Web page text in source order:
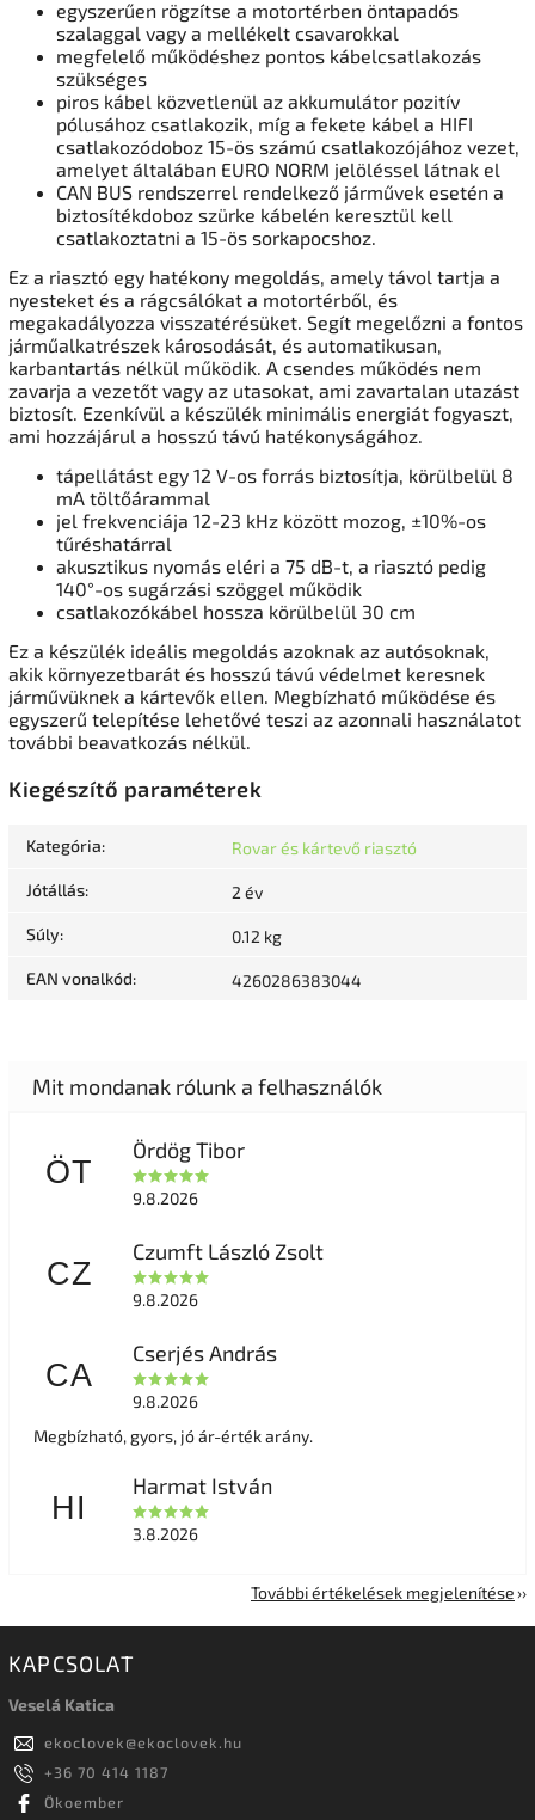
egyszerűen rögzítse a motortérben öntapadós
szalaggal vagy a mellékelt csavarokkal
megfelelő működéshez pontos kábelcsatlakozás
szükséges
piros kábel közvetlenül az akkumulátor pozitív
pólusához csatlakozik, míg a fekete kábel a HIFI
csatlakozódoboz 15-ös számú csatlakozójához vezet,
amelyet általában EURO NORM jelöléssel látnak el
CAN BUS rendszerrel rendelkező járművek esetén a
biztosítékdoboz szürke kábelén keresztül kell
csatlakoztatni a 15-ös sorkapocshoz.
Ez a riasztó egy hatékony megoldás, amely távol tartja a
nyesteket és a rágcsálókat a motortérből, és
megakadályozza visszatérésüket. Segít megelőzni a fontos
járműalkatrészek károsodását, és automatikusan,
karbantartás nélkül működik. A csendes működés nem
zavarja a vezetőt vagy az utasokat, ami zavartalan utazást
biztosít. Ezenkívül a készülék minimális energiát fogyaszt,
ami hozzájárul a hosszú távú hatékonyságához.
tápellátást egy 12 V-os forrás biztosítja, körülbelül 8
mA töltőárammal
jel frekvenciája 12-23 kHz között mozog, ±10%-os
tűréshatárral
akusztikus nyomás eléri a 75 dB-t, a riasztó pedig
140°-os sugárzási szöggel működik
csatlakozókábel hossza körülbelül 30 cm
Ez a készülék ideális megoldás azoknak az autósoknak,
akik környezetbarát és hosszú távú védelmet keresnek
járművüknek a kártevők ellen. Megbízható működése és
egyszerű telepítése lehetővé teszi az azonnali használatot
további beavatkozás nélkül.
Kiegészítő paraméterek
Kategória: Rovar és kártevő riasztó
Jótállás: 2 év
Súly: 0.12 kg
EAN vonalkód: 4260286383044
ÖT
Ördög Tibor
9.8.2026
CZ
Czumft László Zsolt
9.8.2026
CA
Cserjés András
9.8.2026
Megbízható, gyors, jó ár-érték arány.
HI
Harmat István
3.8.2026
További értékelések megjelenítése
KAPCSOLAT
Veselá Katica
ekoclovek@ekoclovek.hu
+36 70 414 1187
Ökoember